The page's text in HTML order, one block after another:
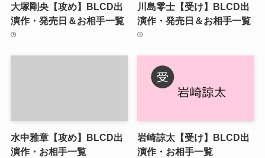
大塚剛央【攻め】BLCD出
演作・発売日＆お相手一覧
川島零士【受け】BLCD出
演作・発売日＆お相手一覧
水中雅章【攻め】BLCD出
演作・お相手一覧
岩崎諒太【受け】BLCD出
演作・お相手一覧